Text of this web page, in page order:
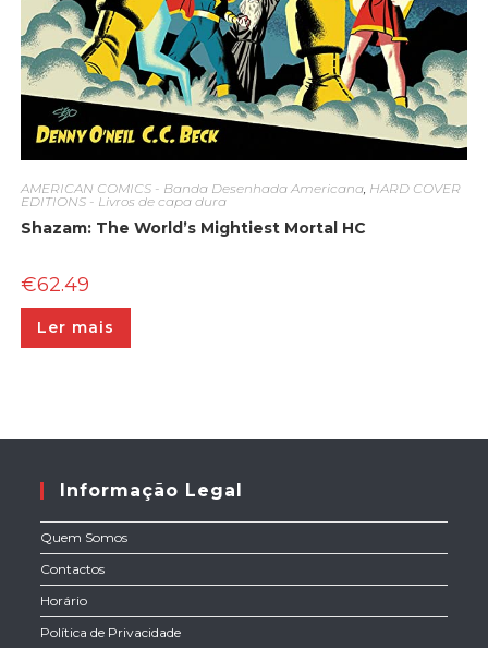
AMERICAN COMICS - Banda Desenhada Americana, HARD COVER
EDITIONS - Livros de capa dura
Shazam: The World’s Mightiest Mortal HC
€62.49
Ler mais
Informação Legal
Quem Somos
Contactos
Horário
Política de Privacidade